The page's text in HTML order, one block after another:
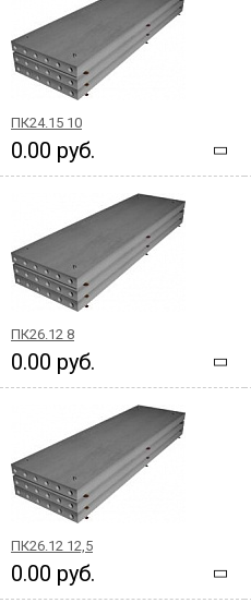
ПК24.15 10
0.00 руб.
ПК26.12 8
0.00 руб.
ПК26.12 12,5
0.00 руб.